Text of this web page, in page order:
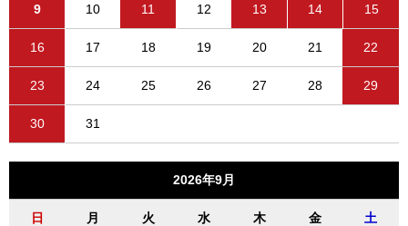
9 10 11 12 13 14 15
16 17 18 19 20 21 22
23 24 25 26 27 28 29
30 31
2026年9月
日 月 火 水 木 金 土